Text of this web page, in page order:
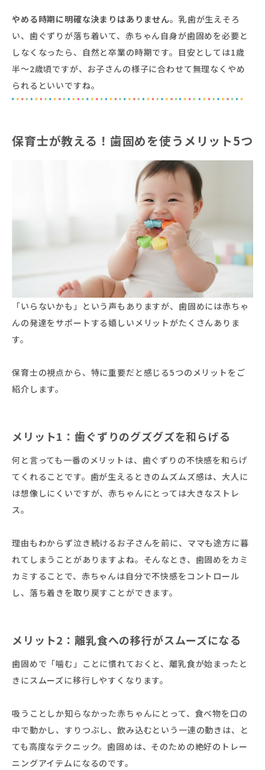
やめる時期に明確な決まりはありません。乳歯が生えそろ
い、歯ぐずりが落ち着いて、赤ちゃん自身が歯固めを必要と
しなくなったら、自然と卒業の時期です。目安としては1歳
半〜2歳頃ですが、お子さんの様子に合わせて無理なくやめ
られるといいですね。
保育士が教える！歯固めを使うメリット5つ
「いらないかも」という声もありますが、歯固めには赤ちゃ
んの発達をサポートする嬉しいメリットがたくさんありま
す。
保育士の視点から、特に重要だと感じる5つのメリットをご
紹介します。
メリット1：歯ぐずりのグズグズを和らげる
何と言っても一番のメリットは、歯ぐずりの不快感を和らげ
てくれることです。歯が生えるときのムズムズ感は、大人に
は想像しにくいですが、赤ちゃんにとっては大きなストレ
ス。
理由もわからず泣き続けるお子さんを前に、ママも途方に暮
れてしまうことがありますよね。そんなとき、歯固めをカミ
カミすることで、赤ちゃんは自分で不快感をコントロール
し、落ち着きを取り戻すことができます。
メリット2：離乳食への移行がスムーズになる
歯固めで「噛む」ことに慣れておくと、離乳食が始まったと
きにスムーズに移行しやすくなります。
吸うことしか知らなかった赤ちゃんにとって、食べ物を口の
中で動かし、すりつぶし、飲み込むという一連の動きは、と
ても高度なテクニック。歯固めは、そのための絶好のトレー
ニングアイテムになるのです。